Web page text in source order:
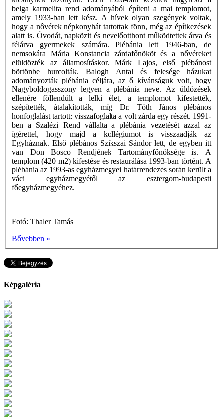
belga karmelita rend adományából építeni a mai templomot,
amely 1933-ban lett kész. A hívek olyan szegények voltak,
hogy a nôvérek népkonyhát tartottak fönn, még az építkezések
alatt is. Óvodát, napközit és nevelőotthont működtettek árva és
félárva gyermekek számára. Plébánia lett 1946-ban, de
nemsokára Mária Konstancia zárdafőnököt és a nővéreket
elüldözték az államosításkor. Márk Lajos, első plébánost
börtönbe hurcolták. Balogh Antal és felesége házukat
adományozták plébánia céljára, az ő kívánságuk volt, hogy
Nagyboldogasszony legyen a plébánia neve. Az üldözések
ellenére föllendült a lelki élet, a templomot kifestették,
szépítették, átalakították, míg Dr. Tóth János plébános
honfoglalást tartott: visszafoglalta a volt zárda egy részét. 1991-
ben a Szalézi Rend vállalta a plébánia vezetését azzal az
ígérettel, hogy majd a kollégiumot is visszaadják az
Egyháznak. Első plébános Szikszai Sándor lett, de egyben itt
van Don Bosco Rendjének Tartományfőnöksége is. A
templom (420 m2) kifestése és restaurálása 1993-ban történt. A
plébánia az 1993-as egyházmegyei határrendezés során került a
váci egyházmegyétől az esztergom-budapesti
főegyházmegyéhez.
Fotó: Thaler Tamás
Bővebben »
Képgaléria